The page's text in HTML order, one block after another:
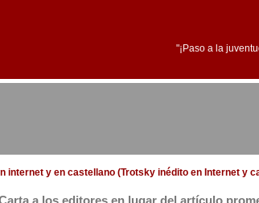
"¡Paso a la
internet y en castellano (Trotsky inédito en Internet y